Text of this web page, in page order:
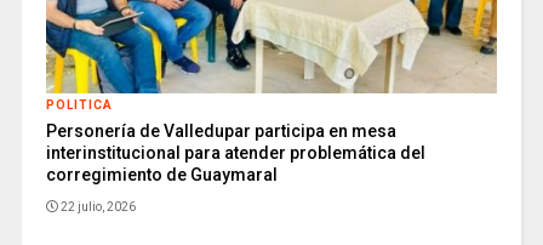
POLITICA
Personería de Valledupar participa en mesa
interinstitucional para atender problemática del
corregimiento de Guaymaral
22 julio, 2026